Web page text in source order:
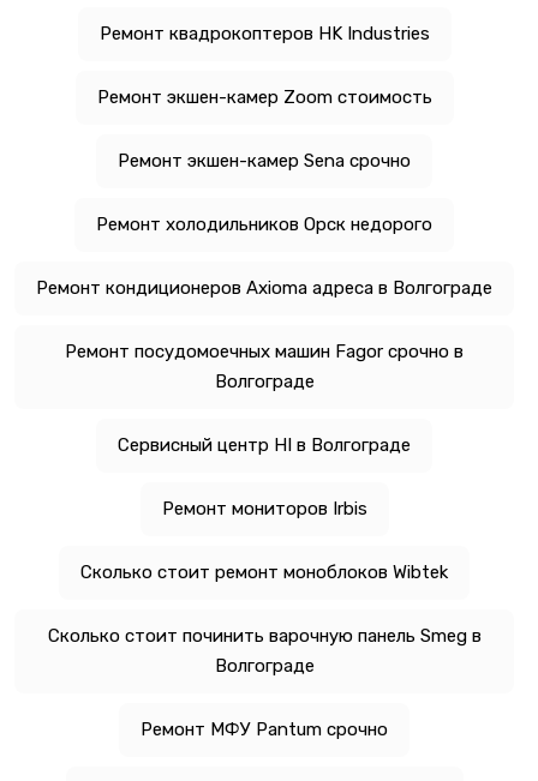
Ремонт квадрокоптеров HK Industries
Ремонт экшен-камер Zoom стоимость
Ремонт экшен-камер Sena срочно
Ремонт холодильников Орск недорого
Ремонт кондиционеров Axioma адреса в Волгограде
Ремонт посудомоечных машин Fagor срочно в
Волгограде
Сервисный центр HI в Волгограде
Ремонт мониторов Irbis
Сколько стоит ремонт моноблоков Wibtek
Сколько стоит починить варочную панель Smeg в
Волгограде
Ремонт МФУ Pantum срочно